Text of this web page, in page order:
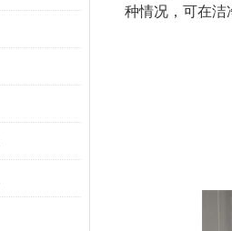
种情况，可在洁